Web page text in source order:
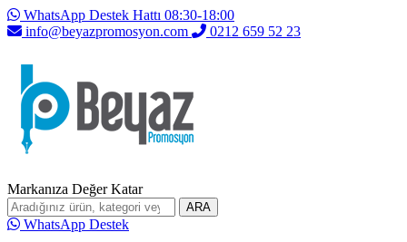
WhatsApp Destek Hattı 08:30-18:00
info@beyazpromosyon.com
0212 659 52 23
Markanıza Değer Katar
ARA
WhatsApp Destek